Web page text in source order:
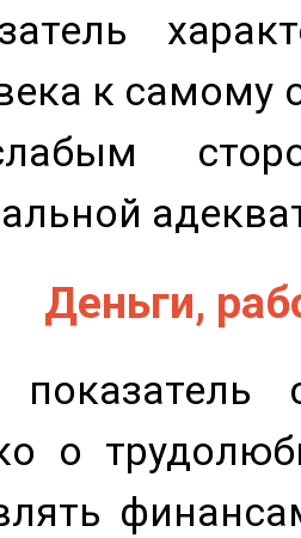
к самому
Деньги,
показатель
о